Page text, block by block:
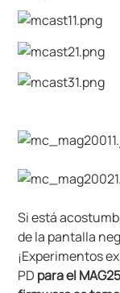
Si está
de la pantalla
¡Experimentos
PD para el